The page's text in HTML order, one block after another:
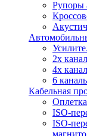
Рупоры
2х
4х
6
Кабельная
ISO-
ISO-